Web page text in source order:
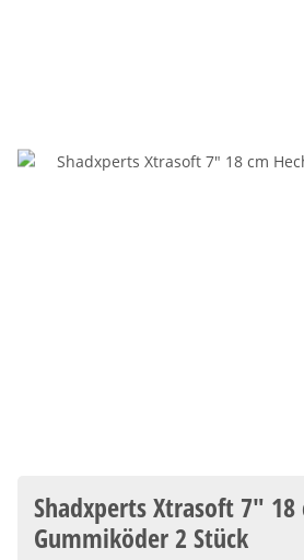
Shadxperts Xtrasoft 7" 18
Gummiköder 2 Stück